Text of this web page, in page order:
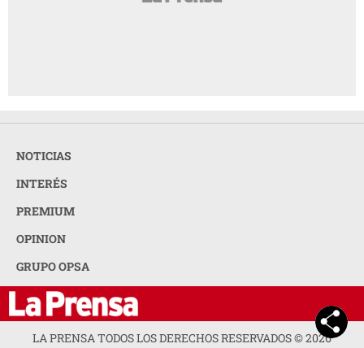
NOTICIAS
INTERÉS
PREMIUM
OPINION
GRUPO OPSA
LA PRENSA TODOS LOS DERECHOS RESERVADOS ©2026